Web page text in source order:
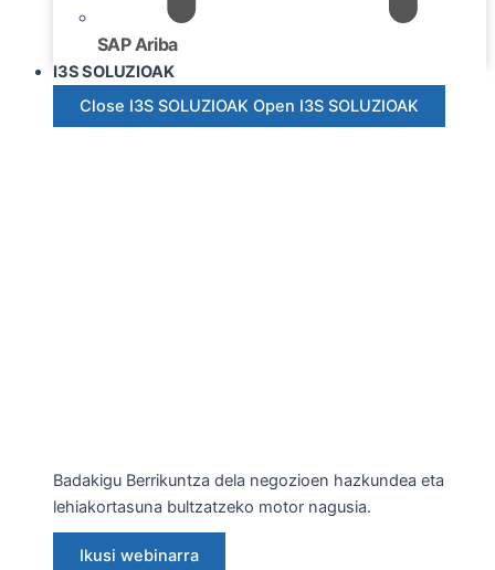
SAP Ariba
I3S SOLUZIOAK
Close I3S SOLUZIOAK Open I3S SOLUZIOAK
Badakigu Berrikuntza dela negozioen hazkundea eta
lehiakortasuna bultzatzeko motor nagusia.
Ikusi webinarra